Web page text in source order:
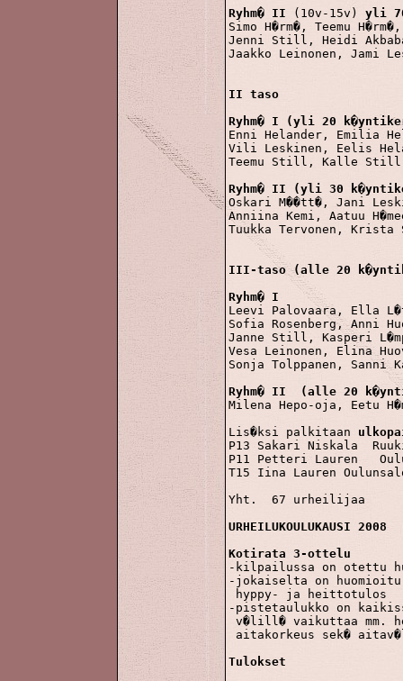
Ryhm� II (10v-15v) yli
Simo H�rm�, Teemu
Jenni Still, Heidi
Jaakko Leinonen, Jami
II taso
Ryhm� I (yli 20
Enni Helander, Emilia
Vili Leskinen, Eelis
Teemu Still, Kalle
Ryhm� II (yli 30
Oskari M��tt�, Jani
Anniina Kemi, Aatuu
Tuukka Tervonen, Krista
III-taso (alle 20
Ryhm� I
Leevi Palovaara, Ella
Sofia Rosenberg, Anni
Janne Still, Kasperi
Vesa Leinonen, Elina
Sonja Tolppanen, Sanni
Ryhm� II  (alle 20
Milena Hepo-oja, Eetu
Lis�ksi palkitaan
P13 Sakari Niskala
P11 Petteri Lauren
T15 Iina Lauren
Yht.  67 urheilijaa
URHEILUKOULUKAUSI 2008
Kotirata 3-ottelu
-kilpailussa on otettu
-jokaiselta on
hyppy- ja heittotulos
-pistetaulukko on
v�lill� vaikuttaa mm.
aitakorkeus sek�
Tulokset